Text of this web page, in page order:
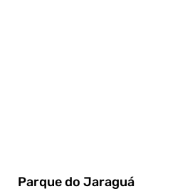
Parque do Jaraguá